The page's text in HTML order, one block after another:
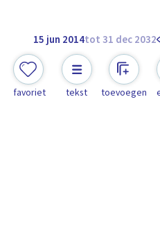
15 jun 2014tot 31 dec 2032
favoriet tekst toevoegen